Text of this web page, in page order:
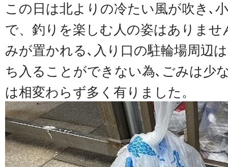
この日は北よりの冷たい風が吹き､
で、釣りを楽しむ人の姿はありま
みが置かれる､入り口の駐輪場周辺
ち入ることができない為､ごみは少
は相変わらず多く有りました。